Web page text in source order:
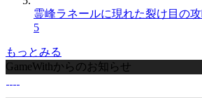
霊峰ラネールに現れた裂け目の
5
もっとみる
GameWithからのお知らせ